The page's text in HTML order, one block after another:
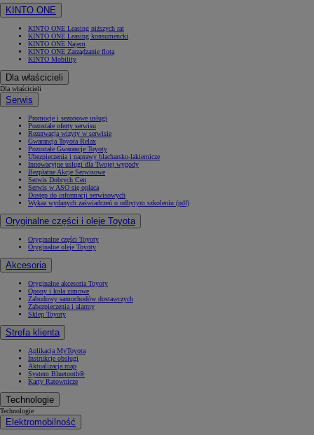
KINTO ONE
KINTO ONE Leasing niższych rat
KINTO ONE Leasing konsumencki
KINTO ONE Najem
KINTO ONE Zarządzanie flotą
KINTO Mobility
Dla właścicieli
Dla właścicieli
Serwis
Promocje i sezonowe usługi
Pozostałe oferty serwisu
Rezerwacja wizyty w serwisie
Gwarancja Toyota Relax
Pozostałe Gwarancje Toyoty
Ubezpieczenia i naprawy blacharsko-lakiernicze
Innowacyjne usługi dla Twojej wygody
Bezpłatne Akcje Serwisowe
Serwis Dobrych Cen
Serwis w ASO się opłaca
Dostęp do informacji serwisowych
Wykaz wydanych zaświadczeń o odbytym szkoleniu (pdf)
Oryginalne części i oleje Toyota
Oryginalne części Toyoty
Oryginalne oleje Toyoty
Akcesoria
Oryginalne akcesoria Toyoty
Opony i koła zimowe
Zabudowy samochodów dostawczych
Zabezpieczenia i alarmy
Sklep Toyoty
Strefa klienta
Aplikacja MyToyota
Instrukcje obsługi
Aktualizacja map
System Bluetooth®
Karty Ratownicze
Technologie
Technologie
Elektromobilność